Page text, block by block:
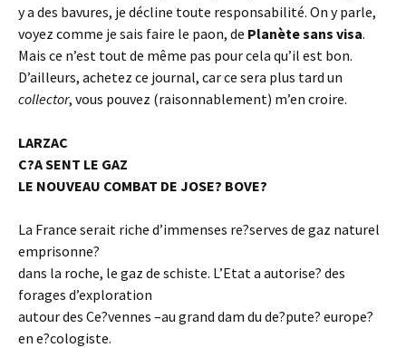
y a des bavures, je décline toute responsabilité. On y parle,
voyez comme je sais faire le paon, de Planète sans visa.
Mais ce n’est tout de même pas pour cela qu’il est bon.
D’ailleurs, achetez ce journal, car ce sera plus tard un
collector, vous pouvez (raisonnablement) m’en croire.
LARZAC
C?A SENT LE GAZ
LE NOUVEAU COMBAT DE JOSE? BOVE?
La France serait riche d’immenses re?serves de gaz naturel
emprisonne?
dans la roche, le gaz de schiste. L’Etat a autorise? des
forages d’exploration
autour des Ce?vennes –au grand dam du de?pute? europe?
en e?cologiste.